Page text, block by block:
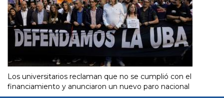
Los universitarios reclaman que no se cumplió con el
financiamiento y anunciaron un nuevo paro nacional